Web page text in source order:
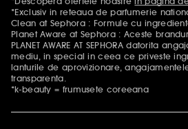
Mentiuni aditionale
*Exclusiv in reteaua de parfumerie
Clean at Sephora : Formule cu
Planet Aware at Sephora : Aceste
PLANET AWARE AT SEPHORA datorita
mediu, in special in ceea ce priveste
lanturile de aprovizionare,
transparenta.
*k-beauty = frumusete coreeana